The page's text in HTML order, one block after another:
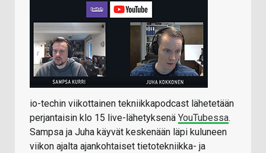
io-techin viikottainen tekniikkapodcast lähetetään
perjantaisin klo 15 live-lähetyksenä YouTubessa.
Sampsa ja Juha käyvät keskenään läpi kuluneen
viikon ajalta ajankohtaiset tietotekniikka- ja